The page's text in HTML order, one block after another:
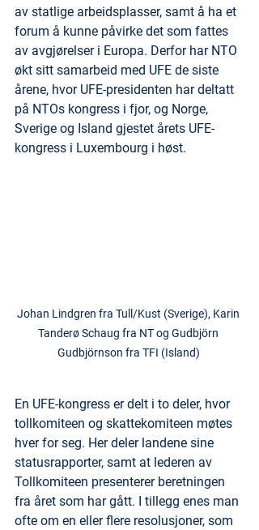
av statlige arbeidsplasser, samt å ha et
forum å kunne påvirke det som fattes
av avgjørelser i Europa. Derfor har NTO
økt sitt samarbeid med UFE de siste
årene, hvor UFE-presidenten har deltatt
på NTOs kongress i fjor, og Norge,
Sverige og Island gjestet årets UFE-
kongress i Luxembourg i høst.
Johan Lindgren fra Tull/Kust (Sverige), Karin
Tanderø Schaug fra NT og Gudbjörn
Gudbjörnson fra TFI (Island)
En UFE-kongress er delt i to deler, hvor
tollkomiteen og skattekomiteen møtes
hver for seg. Her deler landene sine
statusrapporter, samt at lederen av
Tollkomiteen presenterer beretningen
fra året som har gått. I tillegg enes man
ofte om en eller flere resolusjoner, som